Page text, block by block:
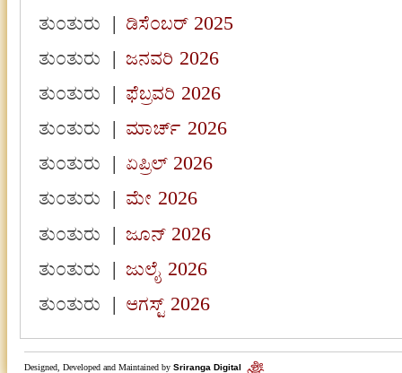
ತುಂತುರು
|ಡಿಸೆಂಬರ್ 2025
ತುಂತುರು
|ಜನವರಿ 2026
ತುಂತುರು
|ಫೆಬ್ರವರಿ 2026
ತುಂತುರು
|ಮಾರ್ಚ್ 2026
ತುಂತುರು
|ಏಪ್ರಿಲ್ 2026
ತುಂತುರು
|ಮೇ 2026
ತುಂತುರು
|ಜೂನ್ 2026
ತುಂತುರು
|ಜುಲೈ 2026
ತುಂತುರು
|ಆಗಸ್ಟ್ 2026
Designed, Developed and Maintained by Sriranga Digital